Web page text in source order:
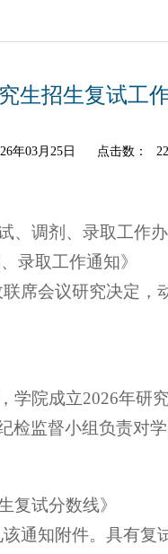
生招生复试工
年03月25日 点击数：
、调剂、录取工作
录取工作通知》
席会议研究决定，
学院成立2026年研
监督小组负责对
复试分数线》
通知附件。具有复